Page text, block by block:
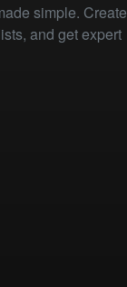
simple. Create
and get expert